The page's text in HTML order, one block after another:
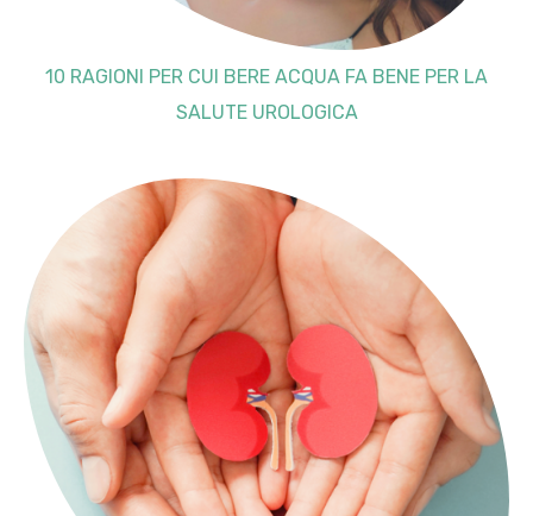
10 RAGIONI PER CUI BERE ACQUA FA BENE PER LA
SALUTE UROLOGICA